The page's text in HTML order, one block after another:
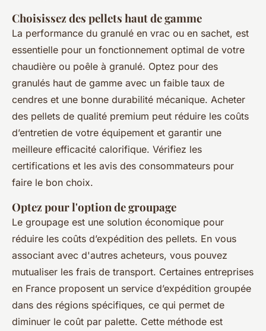
Choisissez des pellets haut de gamme
La performance du granulé en vrac ou en sachet, est
essentielle pour un fonctionnement optimal de votre
chaudière ou poêle à granulé. Optez pour des
granulés haut de gamme avec un faible taux de
cendres et une bonne durabilité mécanique. Acheter
des pellets de qualité premium peut réduire les coûts
d’entretien de votre équipement et garantir une
meilleure efficacité calorifique. Vérifiez les
certifications et les avis des consommateurs pour
faire le bon choix.
Optez pour l'option de groupage
Le groupage est une solution économique pour
réduire les coûts d’expédition des pellets. En vous
associant avec d'autres acheteurs, vous pouvez
mutualiser les frais de transport. Certaines entreprises
en France proposent un service d’expédition groupée
dans des régions spécifiques, ce qui permet de
diminuer le coût par palette. Cette méthode est